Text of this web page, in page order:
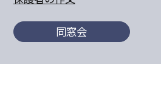
同窓会